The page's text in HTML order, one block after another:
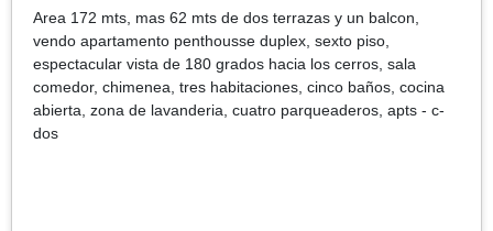
Area 172 mts, mas 62 mts de dos terrazas y un balcon,
vendo apartamento penthousse duplex, sexto piso,
espectacular vista de 180 grados hacia los cerros, sala
comedor, chimenea, tres habitaciones, cinco baños, cocina
abierta, zona de lavanderia, cuatro parqueaderos, apts - c-
dos